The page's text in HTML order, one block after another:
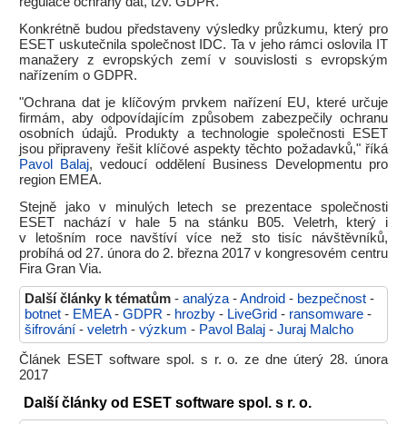
Konkrétně budou představeny výsledky průzkumu, který pro
ESET uskutečnila společnost IDC. Ta v jeho rámci oslovila IT
manažery z evropských zemí v souvislosti s evropským
nařízením o GDPR.
"Ochrana dat je klíčovým prvkem nařízení EU, které určuje
firmám, aby odpovídajícím způsobem zabezpečily ochranu
osobních údajů. Produkty a technologie společnosti ESET
jsou připraveny řešit klíčové aspekty těchto požadavků," říká
Pavol Balaj, vedoucí oddělení Business Developmentu pro
region EMEA.
Stejně jako v minulých letech se prezentace společnosti
ESET nachází v hale 5 na stánku B05. Veletrh, který i
v letošním roce navštíví více než sto tisíc návštěvníků,
probíhá od 27. února do 2. března 2017 v kongresovém centru
Fira Gran Via.
Další články k tématům - analýza -Android - bezpečnost -
botnet - EMEA- GDPR - hrozby - LiveGrid - ransomware -
šifrování - veletrh - výzkum - Pavol Balaj - Juraj Malcho
Článek ESET software spol. s r. o. ze dne úterý 28. února
2017
Další články od ESET software spol. s r. o.